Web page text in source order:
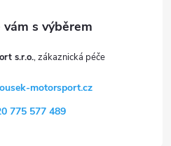
s.r.o.
motorsport.cz
775 577 489